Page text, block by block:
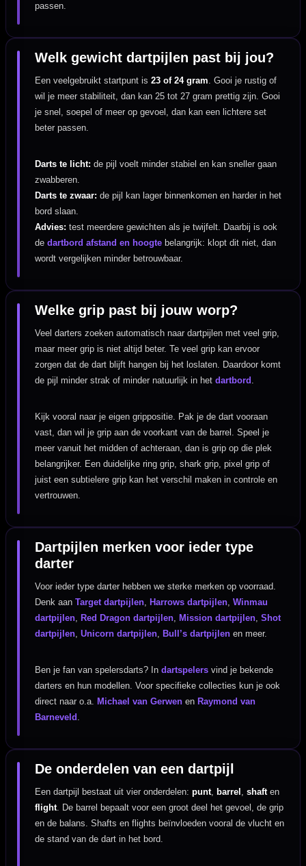
passen.
Welk gewicht dartpijlen past bij jou?
Een veelgebruikt startpunt is23 of 24 gram. Gooi je rustig of
wil je meer stabiliteit, dan kan 25 tot 27 gram prettig zijn. Gooi
je snel, soepel of meer op gevoel, dan kan een lichtere set
beter passen.
Darts te licht: de pijl voelt minder stabiel en kan sneller gaan
zwabberen.
Darts te zwaar: de pijl kan lager binnenkomen en harder in het
bord slaan.
Advies: test meerdere gewichten als je twijfelt. Daarbij is ook
dedartbord afstand en hoogte belangrijk: klopt dit niet, dan
wordt vergelijken minder betrouwbaar.
Welke grip past bij jouw worp?
Veel darters zoeken automatisch naar dartpijlen met veel grip,
maar meer grip is niet altijd beter. Te veel grip kan ervoor
zorgen dat de dart blijft hangen bij het loslaten. Daardoor komt
de pijl minder strak of minder natuurlijk in hetdartbord .
Kijk vooral naar je eigen grippositie. Pak je de dart vooraan
vast, dan wil je grip aan de voorkant van de barrel. Speel je
meer vanuit het midden of achteraan, dan is grip op die plek
belangrijker. Een duidelijke ring grip, shark grip, pixel grip of
juist een subtielere grip kan het verschil maken in controle en
vertrouwen.
Dartpijlen merken voor ieder type
darter
Voor ieder type darter hebben we sterke merken op voorraad.
Denk aanTarget dartpijlen, Harrows dartpijlen,Winmau
dartpijlen, Red Dragon dartpijlen, Mission dartpijlen,Shot
dartpijlen,Unicorn dartpijlen, Bull’s dartpijlen en meer.
Ben je fan van spelersdarts? Indartspelers vind je bekende
darters en hun modellen. Voor specifieke collecties kun je ook
direct naar o.a. Michael van Gerwen en Raymond van
Barneveld .
De onderdelen van een dartpijl
Een dartpijl bestaat uit vier onderdelen:punt, barrel ,shaften
flight. De barrel bepaalt voor een groot deel het gevoel, de grip
en de balans. Shafts en flights beïnvloeden vooral de vlucht en
de stand van de dart in het bord.